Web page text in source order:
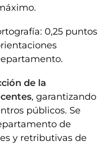
0,25 puntos
de la
, garantizando
públicos. Se
de
y retributivas de